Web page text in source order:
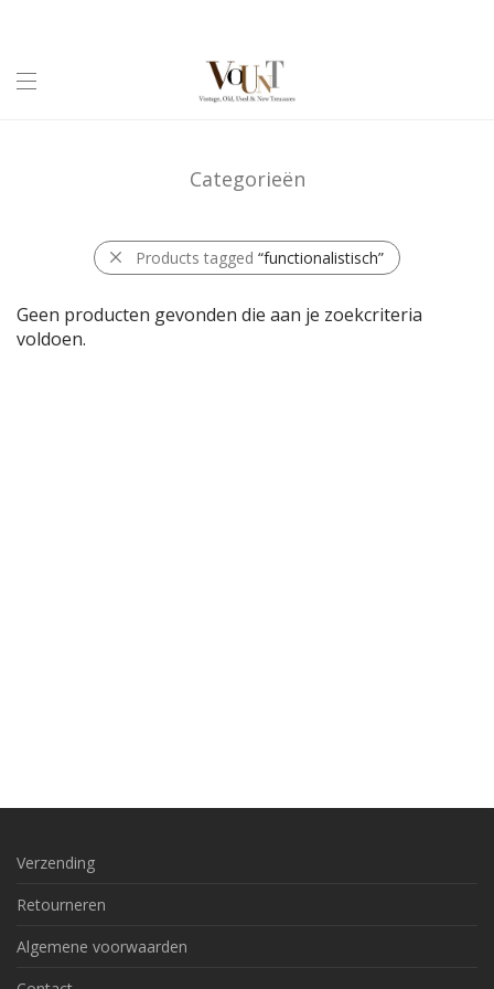
Categorieën
Products tagged “functionalistisch”
Geen producten gevonden die aan je zoekcriteria
voldoen.
Verzending
Retourneren
Algemene voorwaarden